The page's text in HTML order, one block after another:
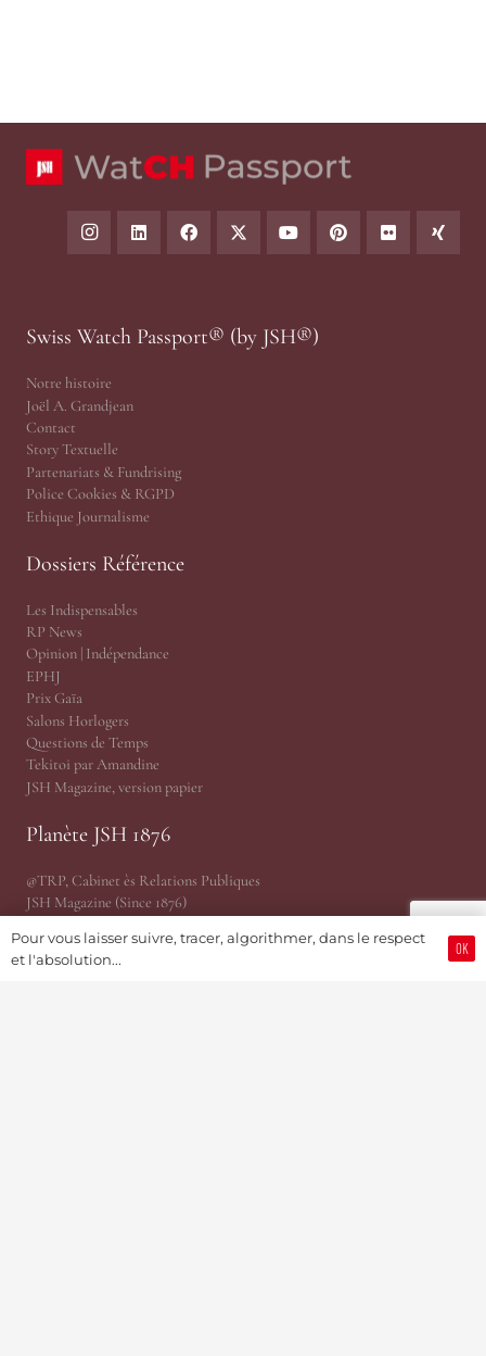
Swiss Watch Passport® (by JSH®)
Notre histoire
Joël A. Grandjean
Contact
Story Textuelle
Partenariats & Fundrising
Police Cookies & RGPD
Ethique Journalisme
Dossiers Référence
Les Indispensables
RP News
Opinion | Indépendance
EPHJ
Prix Gaïa
Salons Horlogers
Questions de Temps
Tekitoi par Amandine
JSH Magazine, version papier
Planète JSH 1876
@TRP, Cabinet ès Relations Publiques
JSH Magazine (Since 1876)
ProWatCH Opérations
TàG Press +41, News Agency
Pour vous laisser suivre, tracer, algorithmer, dans le respect
et l'absolution...
OK